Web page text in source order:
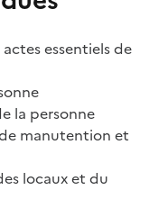
essentiels de
la personne
manutention et
locaux et du